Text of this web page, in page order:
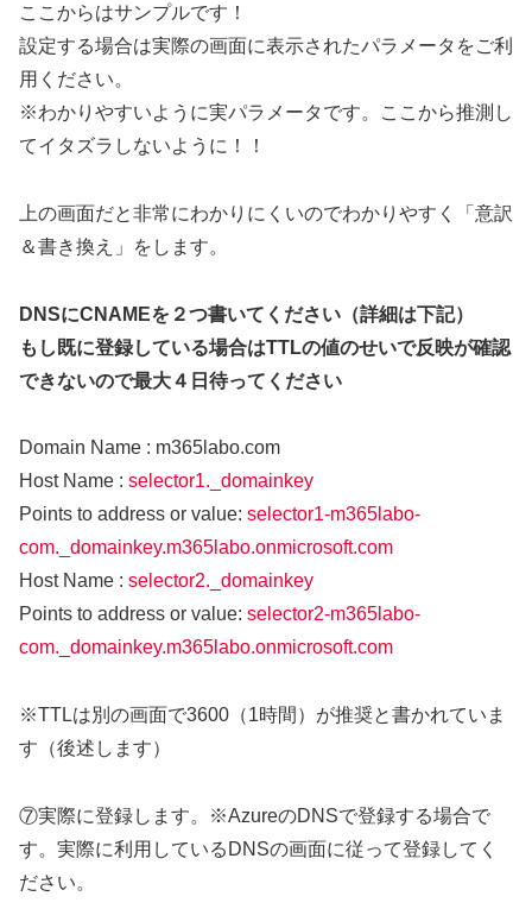
ここからはサンプルです！
設定する場合は実際の画面に表示されたパラメータをご利
用ください。
※わかりやすいように実パラメータです。ここから推測し
てイタズラしないように！！
上の画面だと非常にわかりにくいのでわかりやすく「意訳
＆書き換え」をします。
DNSにCNAMEを２つ書いてください（詳細は下記）
もし既に登録している場合はTTLの値のせいで反映が確認
できないので最大４日待ってください
Domain Name : m365labo.com
Host Name : selector1._domainkey
Points to address or value: selector1-m365labo-
com._domainkey.m365labo.onmicrosoft.com
Host Name : selector2._domainkey
Points to address or value: selector2-m365labo-
com._domainkey.m365labo.onmicrosoft.com
※TTLは別の画面で3600（1時間）が推奨と書かれていま
す（後述します）
⑦実際に登録します。※AzureのDNSで登録する場合で
す。実際に利用しているDNSの画面に従って登録してく
ださい。